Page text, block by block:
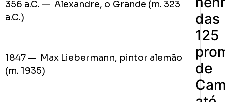
356 a.C. — Alexandre, o Grande (m. 323
a.C.)
1847 — Max Liebermann, pintor alemão
(m. 1935)
das
125
de